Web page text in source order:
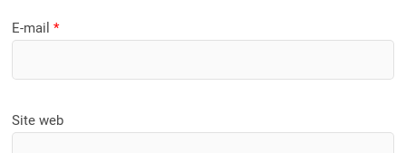
E-mail*
Site web